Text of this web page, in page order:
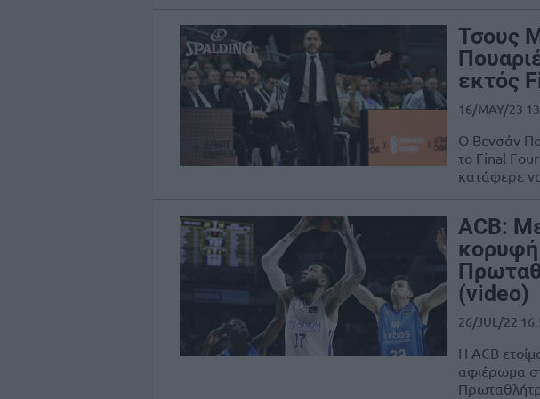
Τσους
εκτός
16/MAY/23
Ο Βενσάν
το Final
κατάφερε
ACB:
κορυφή
(video)
26/JUL/22
Η ACB
αφιέρωμα